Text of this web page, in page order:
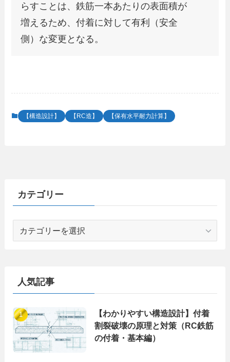
らすことは、鉄筋一本あたりの表面積が
増えるため、付着に対して有利（安全
側）な変更となる。
【構造設計】 【RC造】 【保有水平耐力計算】
カテゴリー
人気記事
【わかりやすい構造設計】付着
割裂破壊の原理と対策（RC鉄筋
の付着・基本編）